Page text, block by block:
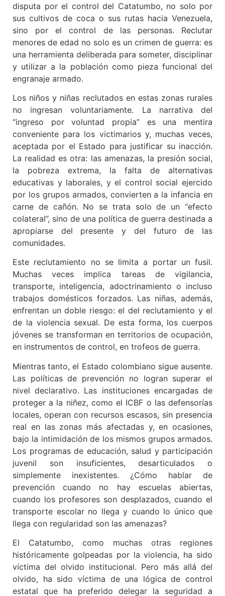
disputa por el control del Catatumbo, no solo por
sus cultivos de coca o sus rutas hacia Venezuela,
sino por el control de las personas. Reclutar
menores de edad no solo es un crimen de guerra: es
una herramienta deliberada para someter, disciplinar
y utilizar a la población como pieza funcional del
engranaje armado.
Los niños y niñas reclutados en estas zonas rurales
no ingresan voluntariamente. La narrativa del
“ingreso por voluntad propia” es una mentira
conveniente para los victimarios y, muchas veces,
aceptada por el Estado para justificar su inacción.
La realidad es otra: las amenazas, la presión social,
la pobreza extrema, la falta de alternativas
educativas y laborales, y el control social ejercido
por los grupos armados, convierten a la infancia en
carne de cañón. No se trata solo de un “efecto
colateral”, sino de una política de guerra destinada a
apropiarse del presente y del futuro de las
comunidades.
Este reclutamiento no se limita a portar un fusil.
Muchas veces implica tareas de vigilancia,
transporte, inteligencia, adoctrinamiento o incluso
trabajos domésticos forzados. Las niñas, además,
enfrentan un doble riesgo: el del reclutamiento y el
de la violencia sexual. De esta forma, los cuerpos
jóvenes se transforman en territorios de ocupación,
en instrumentos de control, en trofeos de guerra.
Mientras tanto, el Estado colombiano sigue ausente.
Las políticas de prevención no logran superar el
nivel declarativo. Las instituciones encargadas de
proteger a la niñez, como el ICBF o las defensorías
locales, operan con recursos escasos, sin presencia
real en las zonas más afectadas y, en ocasiones,
bajo la intimidación de los mismos grupos armados.
Los programas de educación, salud y participación
juvenil son insuficientes, desarticulados o
simplemente inexistentes. ¿Cómo hablar de
prevención cuando no hay escuelas abiertas,
cuando los profesores son desplazados, cuando el
transporte escolar no llega y cuando lo único que
llega con regularidad son las amenazas?
El Catatumbo, como muchas otras regiones
históricamente golpeadas por la violencia, ha sido
víctima del olvido institucional. Pero más allá del
olvido, ha sido víctima de una lógica de control
estatal que ha preferido delegar la seguridad a